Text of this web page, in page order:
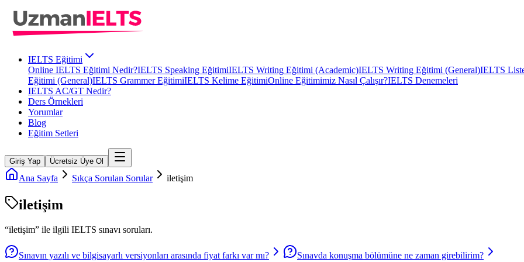
IELTS Eğitimi
Online IELTS Eğitimi Nedir?IELTS Speaking EğitimiIELTS Writing Eğitimi (Academic)IELTS Writing Eğitimi (General)IELTS
Eğitimi (General)IELTS Grammer EğitimiIELTS Kelime EğitimiOnline Eğitimimiz Nasıl Çalışır?IELTS Denemeleri
IELTS AC/GT Nedir?
Ders Örnekleri
Yorumlar
Blog
Eğitim Setleri
Giriş Yap Ücretsiz Üye Ol
Ana Sayfa Sıkça Sorulan Sorular iletişim
iletişim
“iletişim” ile ilgili IELTS sınavı soruları.
Sınavın yazılı ve bilgisayarlı versiyonları arasında fiyat farkı var mı? Sınavda konuşma bölümüne ne zaman girebilirim?